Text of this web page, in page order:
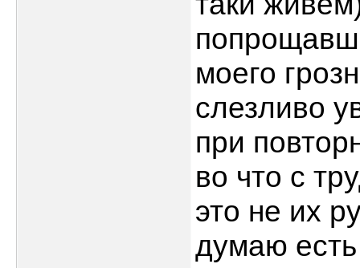
моего
слезливо
при
во что с
это не их
думаю